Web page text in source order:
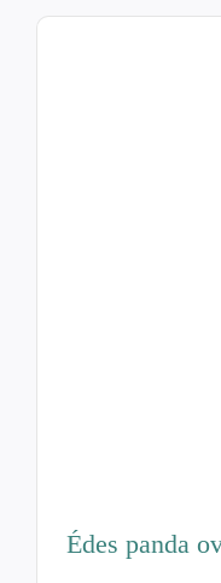
Édes panda